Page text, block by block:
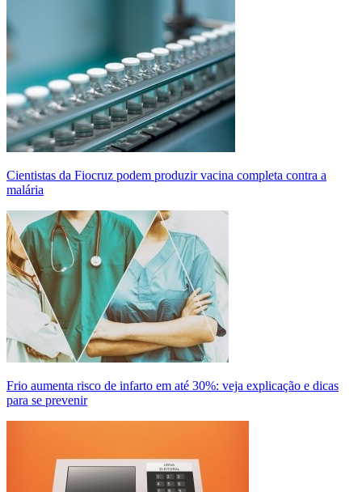
Cientistas da Fiocruz podem produzir vacina completa contra a
malária
Frio aumenta risco de infarto em até 30%: veja explicação e dicas
para se prevenir